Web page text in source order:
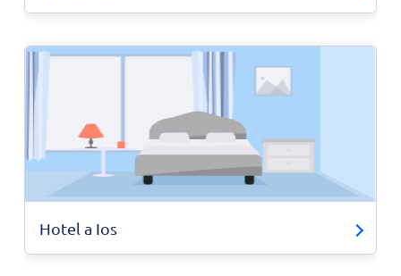
Hotel a Ios